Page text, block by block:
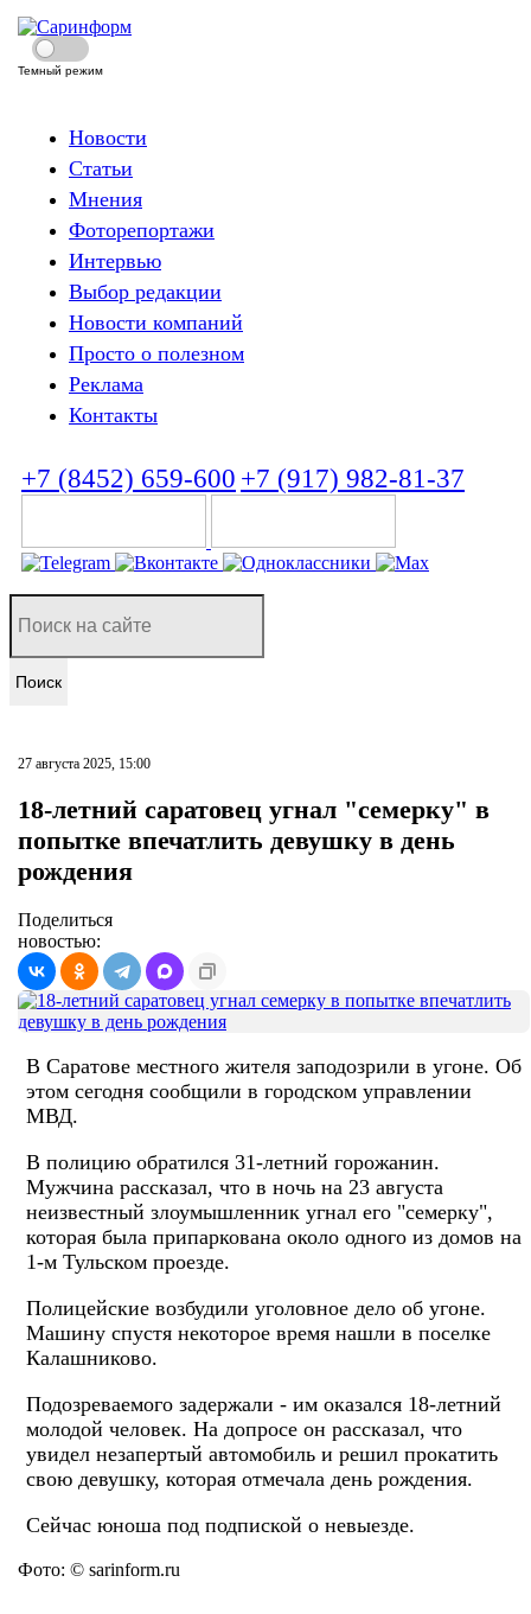
Темный режим
Новости
Статьи
Мнения
Фоторепортажи
Интервью
Выбор редакции
Новости компаний
Просто о полезном
Реклама
Контакты
+7 (8452) 659-600 +7 (917) 982-81-37
Поиск
27 августа 2025, 15:00
18-летний саратовец угнал "семерку" в
попытке впечатлить девушку в день
рождения
Поделиться
новостью:
В Саратове местного жителя заподозрили в угоне. Об
этом сегодня сообщили в городском управлении
МВД.
В полицию обратился 31-летний горожанин.
Мужчина рассказал, что в ночь на 23 августа
неизвестный злоумышленник угнал его "семерку",
которая была припаркована около одного из домов на
1-м Тульском проезде.
Полицейские возбудили уголовное дело об угоне.
Машину спустя некоторое время нашли в поселке
Калашниково.
Подозреваемого задержали - им оказался 18-летний
молодой человек. На допросе он рассказал, что
увидел незапертый автомобиль и решил прокатить
свою девушку, которая отмечала день рождения.
Сейчас юноша под подпиской о невыезде.
Фото: © sarinform.ru